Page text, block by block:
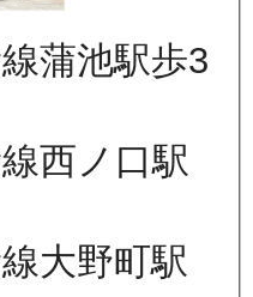
蒲池駅歩3
西ノ口駅
大野町駅